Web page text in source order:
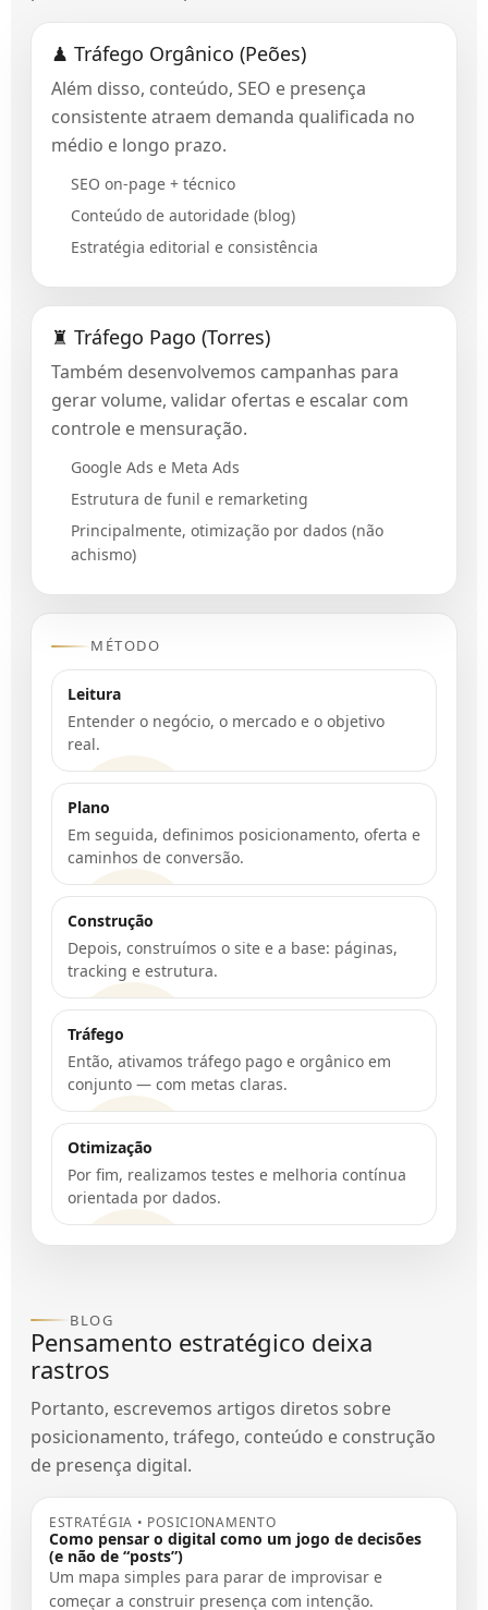
♟ Tráfego Orgânico (Peões)
Além disso, conteúdo, SEO e presença
consistente atraem demanda qualificada no
médio e longo prazo.
SEO on-page + técnico
Conteúdo de autoridade (blog)
Estratégia editorial e consistência
♜ Tráfego Pago (Torres)
Também desenvolvemos campanhas para
gerar volume, validar ofertas e escalar com
controle e mensuração.
Google Ads e Meta Ads
Estrutura de funil e remarketing
Principalmente, otimização por dados (não
achismo)
MÉTODO
Leitura
Entender o negócio, o mercado e o objetivo
real.
Plano
Em seguida, definimos posicionamento, oferta e
caminhos de conversão.
Construção
Depois, construímos o site e a base: páginas,
tracking e estrutura.
Tráfego
Então, ativamos tráfego pago e orgânico em
conjunto — com metas claras.
Otimização
Por fim, realizamos testes e melhoria contínua
orientada por dados.
BLOG
Pensamento estratégico deixa
rastros
Portanto, escrevemos artigos diretos sobre
posicionamento, tráfego, conteúdo e construção
de presença digital.
ESTRATÉGIA • POSICIONAMENTO
Como pensar o digital como um jogo de decisões
(e não de “posts”)
Um mapa simples para parar de improvisar e
começar a construir presença com intenção.